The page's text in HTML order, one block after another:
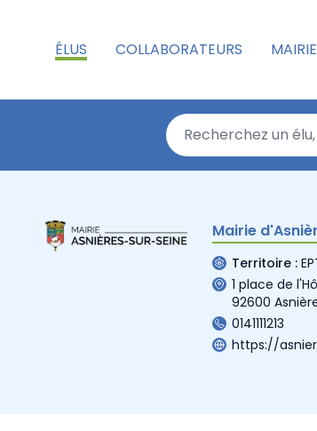
ÉLUS COLLABORATEURS
Mairie
Territoire :
1 place de
92600
0141111213
https://